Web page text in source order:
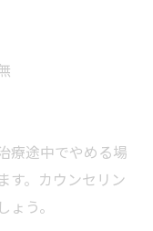
療途中でやめる場
す。カウンセリン
う。